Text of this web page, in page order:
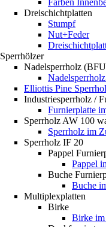
Dreischichtplatten
Stumpf
Nut+Feder
Sperrhölzer
Nadelsperrholz
Elliottis Pine
Industriesperrholz /
Furnierplatte
Sperrholz AW 100
Sperrholz im
Sperrholz IF 20
Pappel
Pappel
Buche
Buche
Multiplexplatten
Birke
Birke